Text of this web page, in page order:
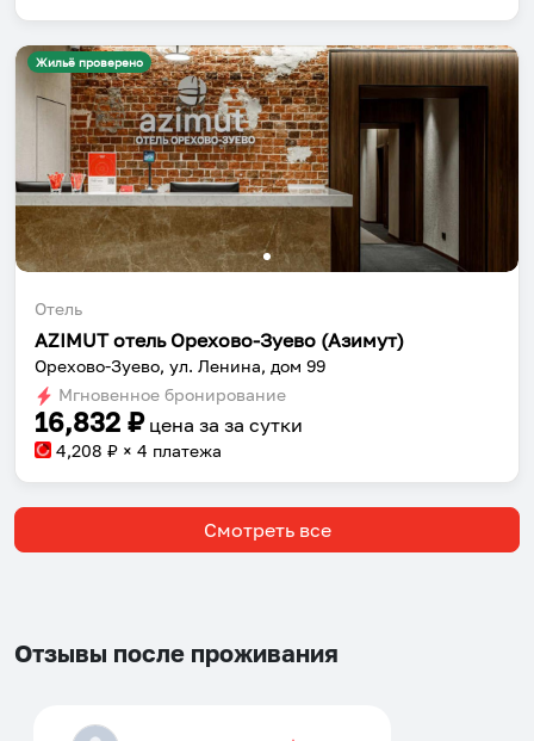
Жильё проверено
Отель
AZIMUT отель Орехово-Зуево (Азимут)
Орехово-Зуево, ул. Ленина, дом 99
Мгновенное бронирование
16,832 ₽ цена за за сутки
4,208 ₽ × 4 платежа
Смотреть все
Отзывы после проживания